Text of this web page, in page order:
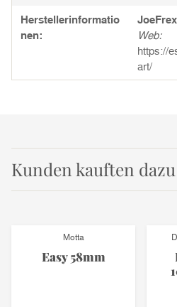
Herstellerinformatio
nen:
JoeFrex
Web:
https://
art/
Kunden kauften
Motta
Easy 58mm